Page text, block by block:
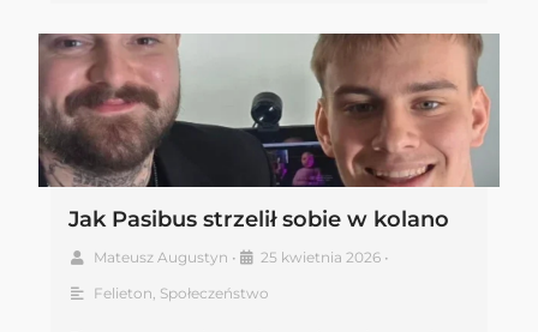
Jak Pasibus strzelił sobie w kolano
Mateusz Augustyn • 25 kwietnia 2026 •
Felieton Społeczeństwo